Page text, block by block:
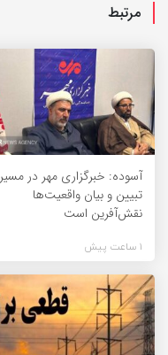
مرتبط
آسوده: خبرگزاری مهر در مسیر
تبیین و بیان واقعیت‌ها
نقش‌آفرین است
1 ساعت پیش